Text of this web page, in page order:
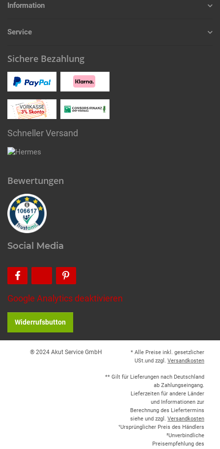
Information
Service
Sichere Bezahlung
Schneller Versand
Bewertungen
Social Media
Google Analytics deaktivieren
Widerrufsbutton
® 2024 Akut Service GmbH
* Alle Preise inkl. gesetzlicher
USt.und zzgl. Versandkosten
** Gilt für Lieferungen nach Deutschland
ab Zahlungseingang.
Lieferzeiten für andere Länder
und Informationen zur
Berechnung des Liefertermins
siehe und zzgl. Versandkosten
¹Ursprünglicher Preis des Händlers
²Unverbindliche
Preisempfehlung des